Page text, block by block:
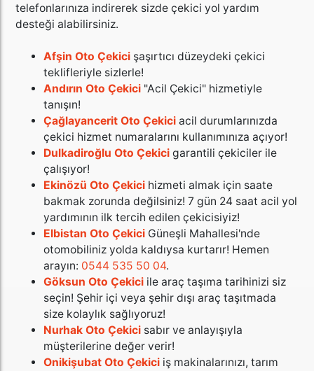
telefonlarınıza indirerek sizde çekici yol yardım
desteği alabilirsiniz.
Afşin Oto Çekici şaşırtıcı düzeydeki çekici
teklifleriyle sizlerle!
Andırın Oto Çekici "Acil Çekici" hizmetiyle
tanışın!
Çağlayancerit Oto Çekici acil durumlarınızda
çekici hizmet numaralarını kullanımınıza açıyor!
Dulkadiroğlu Oto Çekici garantili çekiciler ile
çalışıyor!
Ekinözü Oto Çekici hizmeti almak için saate
bakmak zorunda değilsiniz! 7 gün 24 saat acil yol
yardımının ilk tercih edilen çekicisiyiz!
Elbistan Oto Çekici Güneşli Mahallesi'nde
otomobiliniz yolda kaldıysa kurtarır! Hemen
arayın: 0544 535 50 04.
Göksun Oto Çekici ile araç taşıma tarihinizi siz
seçin! Şehir içi veya şehir dışı araç taşıtmada
size kolaylık sağlıyoruz!
Nurhak Oto Çekici sabır ve anlayışıyla
müşterilerine değer verir!
Onikişubat Oto Çekici iş makinalarınızı, tarım